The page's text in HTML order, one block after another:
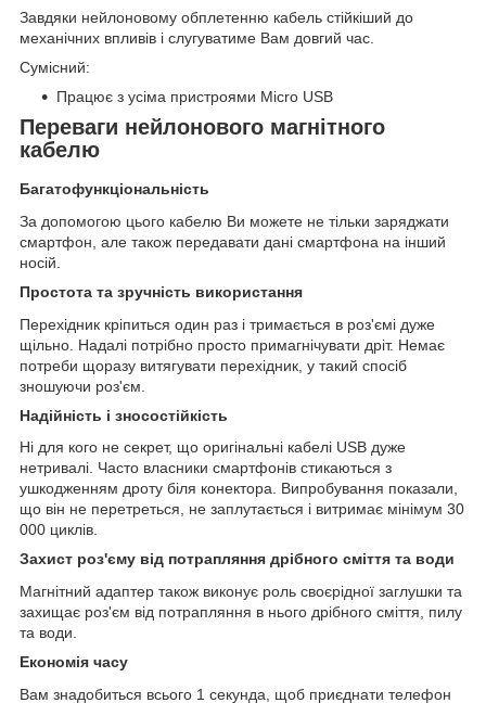
Завдяки нейлоновому обплетенню кабель стійкіший до
механічних впливів і слугуватиме Вам довгий час.
Сумісний:
Працює з усіма пристроями Micro USB
Переваги нейлонового магнітного
кабелю
Багатофункціональність
За допомогою цього кабелю Ви можете не тільки заряджати
смартфон, але також передавати дані смартфона на інший
носій.
Простота та зручність використання
Перехідник кріпиться один раз і тримається в роз'ємі дуже
щільно. Надалі потрібно просто примагнічувати дріт. Немає
потреби щоразу витягувати перехідник, у такий спосіб
зношуючи роз'єм.
Надійність і зносостійкість
Ні для кого не секрет, що оригінальні кабелі USB дуже
нетривалі. Часто власники смартфонів стикаються з
ушкодженням дроту біля конектора. Випробування показали,
що він не перетреться, не заплутається і витримає мінімум 30
000 циклів.
Захист роз'єму від потрапляння дрібного сміття та води
Магнітний адаптер також виконує роль своєрідної заглушки та
захищає роз'єм від потрапляння в нього дрібного сміття, пилу
та води.
Економія часу
Вам знадобиться всього 1 секунда, щоб приєднати телефон